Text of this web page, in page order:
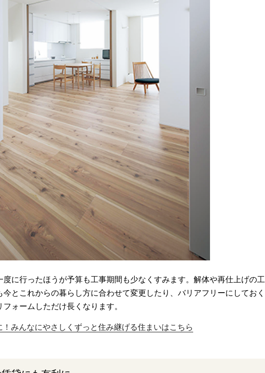
に行ったほうが予算も工事期間も少なくすみます。解体や再仕上げの工
とこれからの暮らし方に合わせて変更したり、バリアフリーにしておく
ォームしただけ長くなります。
みんなにやさしくずっと住み継げる住まいはこちら